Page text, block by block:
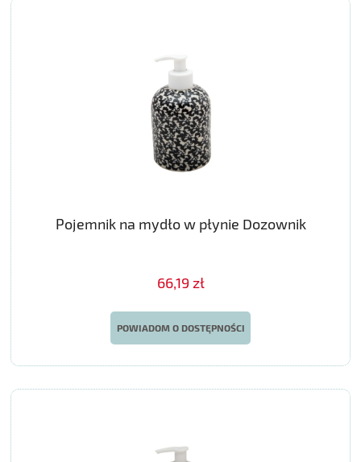
Pojemnik na mydło w płynie Dozownik
66,19 zł
POWIADOM O DOSTĘPNOŚCI